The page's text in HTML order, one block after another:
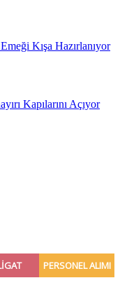
Kışa Hazırlanıyor
Kapılarını Açıyor